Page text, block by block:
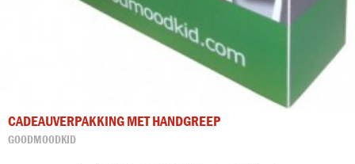
CADEAUVERPAKKING MET HANDGREEP
GOODMOODKID